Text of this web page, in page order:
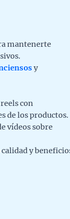
mantenerte
y
con
de los productos.
vídeos sobre
calidad y